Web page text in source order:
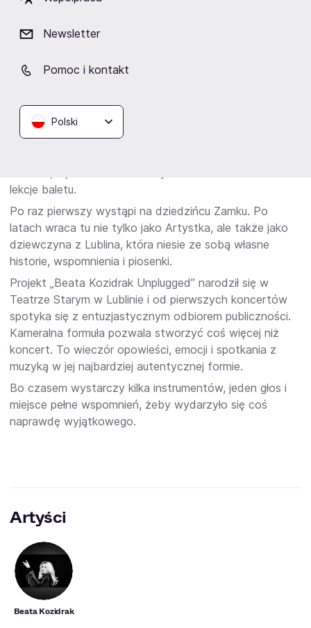
Newsletter
Pomoc i kontakt
Polski
delikatnością i intymnością.
bramą” – muzyczna opowieść o dzieciństwie Beaty
To miejsce ma dla Artystki szczególne znaczenie. Beata
Kozidrak wychowała się przy ulicy Grodzkiej. Z okien
lekcje baletu.
Po raz pierwszy wystąpi na dziedzińcu Zamku. Po
latach wraca tu nie tylko jako Artystka, ale także jako
dziewczyna z Lublina, która niesie ze sobą własne
historie, wspomnienia i piosenki.
Projekt „Beata Kozidrak Unplugged” narodził się w
Teatrze Starym w Lublinie i od pierwszych koncertów
spotyka się z entuzjastycznym odbiorem publiczności.
Kameralna formuła pozwala stworzyć coś więcej niż
koncert. To wieczór opowieści, emocji i spotkania z
muzyką w jej najbardziej autentycznej formie.
Bo czasem wystarczy kilka instrumentów, jeden głos i
miejsce pełne wspomnień, żeby wydarzyło się coś
naprawdę wyjątkowego.
Artyści
Beata Kozidrak